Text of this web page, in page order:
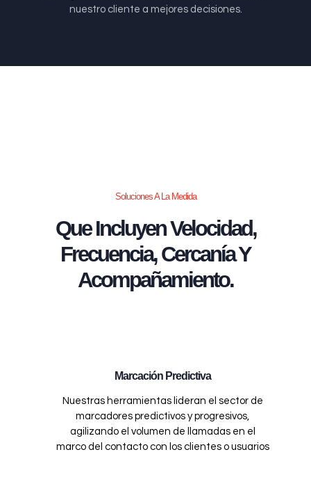
nuestro cliente a mejores decisiones.
Soluciones A La Medida
Que Incluyen Velocidad,
Frecuencia, Cercanía Y
Acompañamiento.
Marcación Predictiva
Nuestras herramientas lideran el sector de
marcadores predictivos y progresivos,
agilizando el volumen de llamadas en el
marco del contacto con los clientes o usuarios